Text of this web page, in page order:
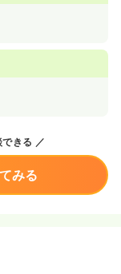
きる
みる